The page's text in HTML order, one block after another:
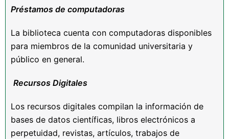
Préstamos de computadoras
La biblioteca cuenta con computadoras disponibles
para miembros de la comunidad universitaria y
público en general.
Recursos Digitales
Los recursos digitales compilan la información de
bases de datos científicas, libros electrónicos a
perpetuidad, revistas, artículos, trabajos de